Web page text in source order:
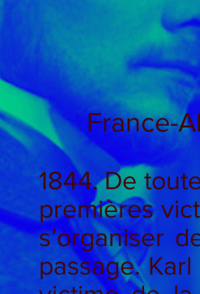
France-
1844. De
premières
s’organiser
passage.